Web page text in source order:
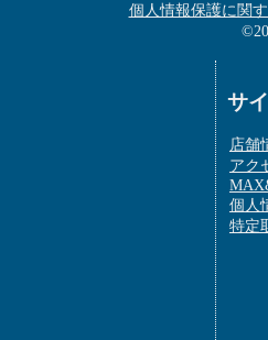
個人情報保護に関
サ
店舗
アク
個人
特定